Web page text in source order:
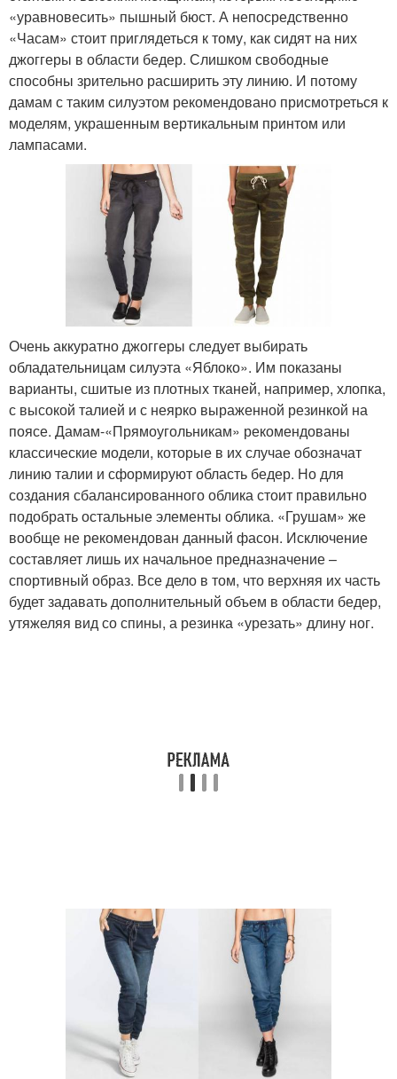
«уравновесить» пышный бюст. А непосредственно
«Часам» стоит приглядеться к тому, как сидят на них
джоггеры в области бедер. Слишком свободные
способны зрительно расширить эту линию. И потому
дамам с таким силуэтом рекомендовано присмотреться к
моделям, украшенным вертикальным принтом или
лампасами.
Очень аккуратно джоггеры следует выбирать
обладательницам силуэта «Яблоко». Им показаны
варианты, сшитые из плотных тканей, например, хлопка,
с высокой талией и с неярко выраженной резинкой на
поясе. Дамам-«Прямоугольникам» рекомендованы
классические модели, которые в их случае обозначат
линию талии и сформируют область бедер. Но для
создания сбалансированного облика стоит правильно
подобрать остальные элементы облика. «Грушам» же
вообще не рекомендован данный фасон. Исключение
составляет лишь их начальное предназначение –
спортивный образ. Все дело в том, что верхняя их часть
будет задавать дополнительный объем в области бедер,
утяжеляя вид со спины, а резинка «урезать» длину ног.